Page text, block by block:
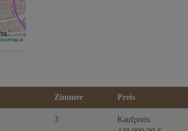
basemap.at
Zimmer Preis
3
Kaufpreis: